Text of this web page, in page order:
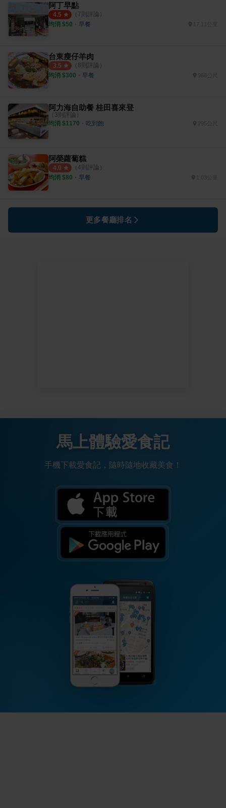
阿丁早點
4.5 （ 7則評論）
均消 $50 ・ 早餐
台東瘦仔羊肉
3.5 （ 8則評論）
均消 $300 ・ 早餐
阿力海自助餐 桂田喜來登
（ 3則評論）
均消 $1170 ・ 吃到飽 295公尺
阿榮蘿蔔糕
4.0 （ 4則評論）
均消 $80 ・ 早餐
更多餐廳排名
馬上體驗愛食記
手機下載愛食記，隨時隨地收藏美食！